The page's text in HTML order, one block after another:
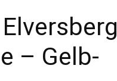
– Gelb-